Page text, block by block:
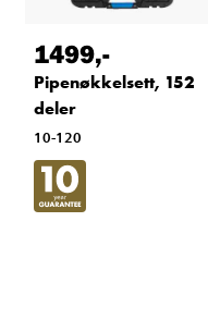
1499,-
Pipenøkkelsett, 152
deler
10-120